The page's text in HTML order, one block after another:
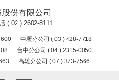
份有限公司
( 02 ) 2602-8111
中壢分公司 ( 03 ) 428-7718
台中分公司 ( 04 ) 2315-0050
高雄分公司 ( 07 ) 373-7566